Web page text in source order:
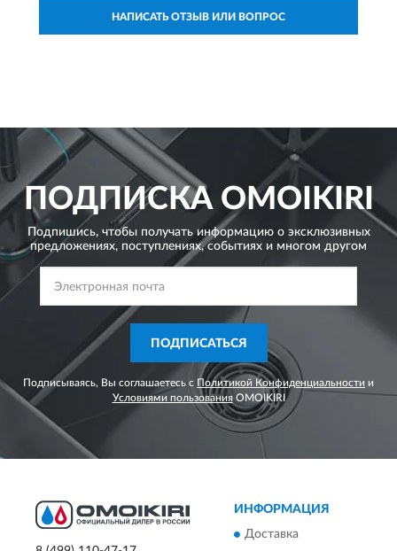
НАПИСАТЬ ОТЗЫВ ИЛИ ВОПРОС
ПОДПИСКАOMOIKIRI
Подпишись, чтобы получать информацию о эксклюзивных
предложениях, поступлениях, событиях и многом другом
ПОДПИСАТЬСЯ
Подписываясь, Вы соглашаетесь с Политикой Конфиденциальности и
Условиями пользованияOMOIKIRI
ИНФОРМАЦИЯ
Доставка